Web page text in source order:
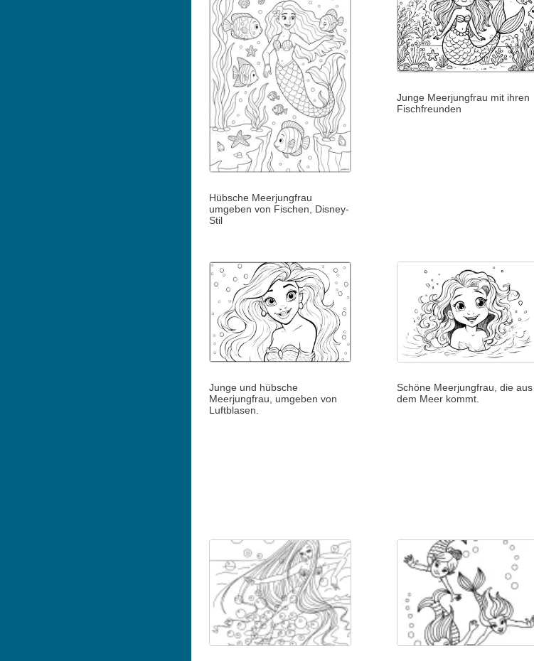
Hübsche Meerjungfrau
umgeben von Fischen, Disney-
Stil
Junge Meerjungfrau mit ihren
Fischfreunden
Junge und hübsche
Meerjungfrau, umgeben von
Luftblasen.
Schöne Meerjungfrau, die aus
dem Meer kommt.